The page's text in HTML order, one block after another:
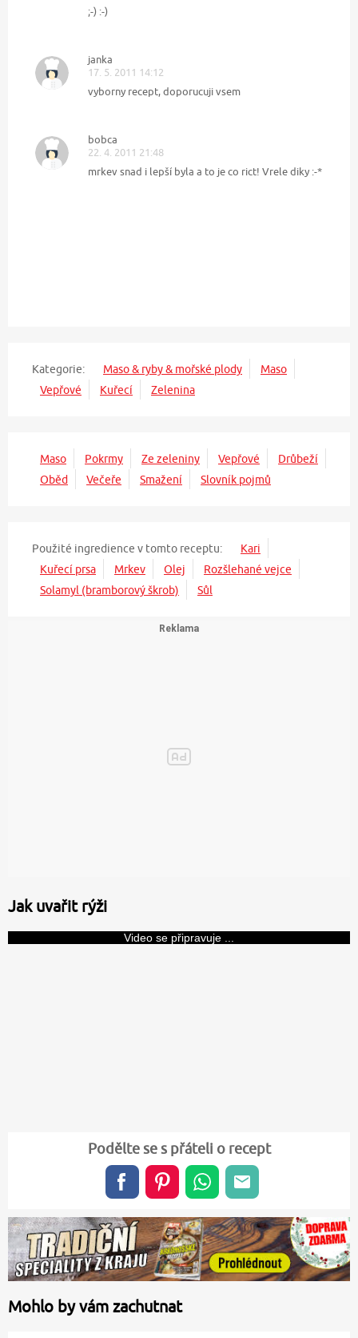
;-) :-)
janka
17. 5. 2011 14:12
vyborny recept, doporucuji vsem
bobca
22. 4. 2011 21:48
mrkev snad i lepší byla a to je co rict! Vrele diky :-*
Kategorie: Maso & ryby & mořské plody
Maso
Vepřové
Kuřecí Zelenina
Maso Pokrmy Ze zeleniny Vepřové
Drůbeží
Oběd
Večeře Smažení Slovník pojmů
Použité ingredience v tomto receptu:
Kari
Kuřecí prsa
Mrkev Olej
Rozšlehané vejce
Solamyl (bramborový škrob)
Sůl
Jak uvařit rýži
Video se připravuje ...
Podělte se s přáteli o recept
Mohlo by vám zachutnat